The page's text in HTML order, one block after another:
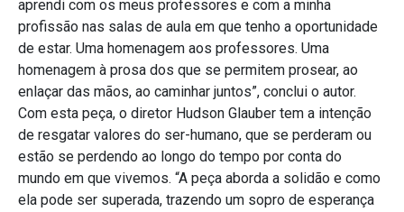
aprendi com os meus professores e com a minha
profissão nas salas de aula em que tenho a oportunidade
de estar. Uma homenagem aos professores. Uma
homenagem à prosa dos que se permitem prosear, ao
enlaçar das mãos, ao caminhar juntos”, conclui o autor.
Com esta peça, o diretor Hudson Glauber tem a intenção
de resgatar valores do ser-humano, que se perderam ou
estão se perdendo ao longo do tempo por conta do
mundo em que vivemos. “A peça aborda a solidão e como
ela pode ser superada, trazendo um sopro de esperança